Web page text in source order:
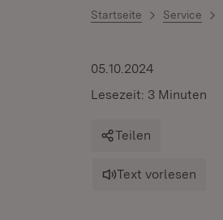
Startseite Service
05.10.2024
Lesezeit: 3 Minuten
Teilen
Text vorlesen